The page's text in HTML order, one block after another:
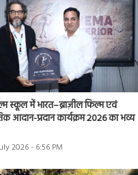
स्कूल में भारत–ब्राज़ील फिल्म एवं
आदान-प्रदान कार्यक्रम 2026 का भव्य
2026 - 6:56 PM